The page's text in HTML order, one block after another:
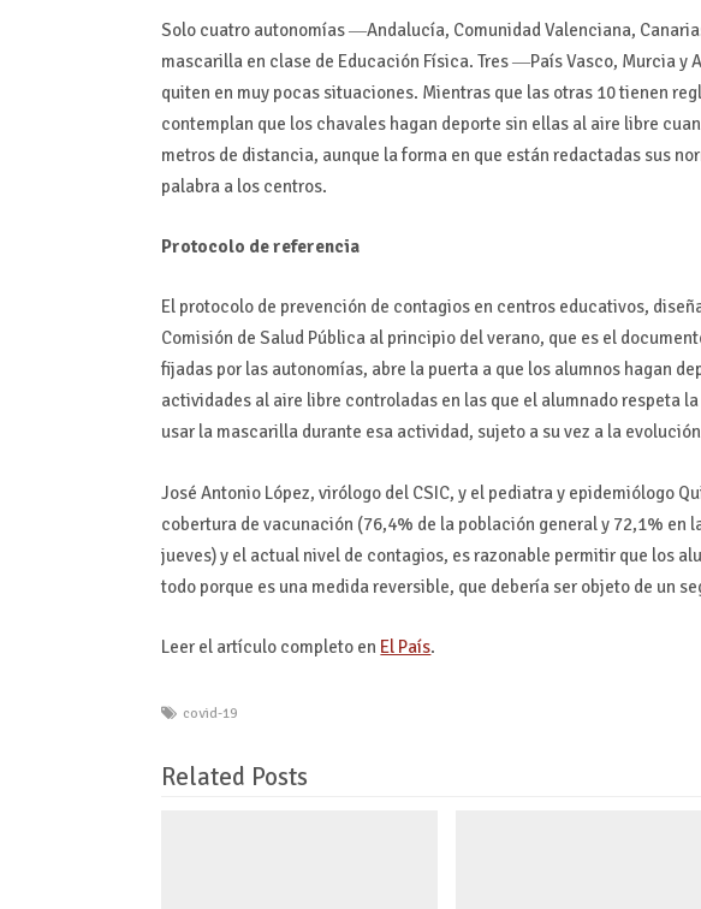
Solo cuatro autonomías ―Andalucía, Comunidad Valenciana,
mascarilla en clase de Educación Física. Tres ―País Vasco, Murcia y
quiten en muy pocas situaciones. Mientras que las otras 10 tienen
contemplan que los chavales hagan deporte sin ellas al aire libre
metros de distancia, aunque la forma en que están redactadas sus
palabra a los centros.
Protocolo de referencia
El protocolo de prevención de contagios en centros educativos,
Comisión de Salud Pública al principio del verano, que es el
fijadas por las autonomías, abre la puerta a que los alumnos hagan
actividades al aire libre controladas en las que el alumnado respeta
usar la mascarilla durante esa actividad, sujeto a su vez a la
José Antonio López, virólogo del CSIC, y el pediatra y epidemiólogo
cobertura de vacunación (76,4% de la población general y 72,1% en
jueves) y el actual nivel de contagios, es razonable permitir que los
todo porque es una medida reversible, que debería ser objeto de un
Leer el artículo completo en El País.
covid-19
Related Posts